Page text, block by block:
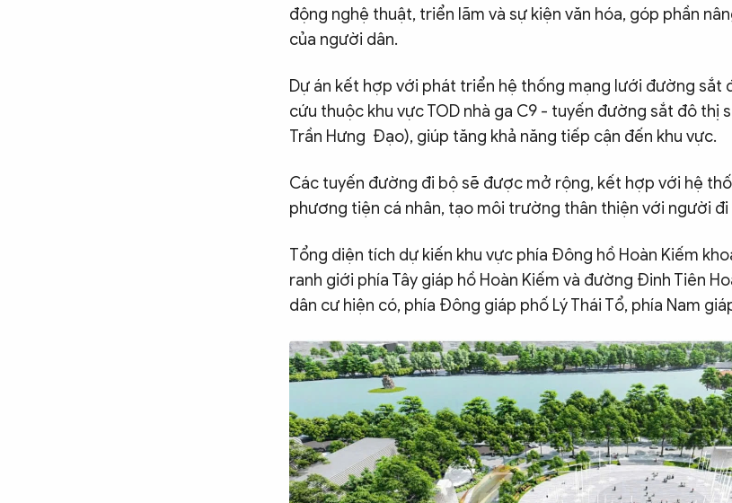
động nghệ thuật, triển lãm và sự kiện văn hóa, góp phần
của người dân.
Dự án kết hợp với phát triển hệ thống mạng lưới đường sắt
cứu thuộc khu vực TOD nhà ga C9 - tuyến đường sắt đô thị
Trần Hưng Đạo), giúp tăng khả năng tiếp cận đến khu vực.
Các tuyến đường đi bộ sẽ được mở rộng, kết hợp với hệ
phương tiện cá nhân, tạo môi trường thân thiện với người đi
Tổng diện tích dự kiến khu vực phía Đông hồ Hoàn Kiếm
ranh giới phía Tây giáp hồ Hoàn Kiếm và đường Đinh Tiên
dân cư hiện có, phía Đông giáp phố Lý Thái Tổ, phía Nam